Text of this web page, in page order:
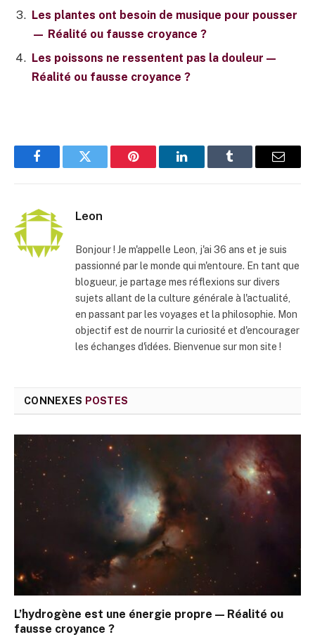
Les plantes ont besoin de musique pour pousser
— Réalité ou fausse croyance ?
Les poissons ne ressentent pas la douleur —
Réalité ou fausse croyance ?
FacebookTwitter Pinterest LinkedInTumblr
E-
Leon
Bonjour ! Je m'appelle Leon, j'ai 36 ans et je suis
passionné par le monde qui m'entoure. En tant que
blogueur, je partage mes réflexions sur divers
sujets allant de la culture générale à l'actualité,
en passant par les voyages et la philosophie. Mon
objectif est de nourrir la curiosité et d'encourager
les échanges d'idées. Bienvenue sur mon site !
CONNEXES POSTES
L’hydrogène est une énergie propre — Réalité ou
fausse croyance ?